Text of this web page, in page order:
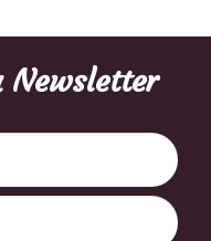
Newsletter